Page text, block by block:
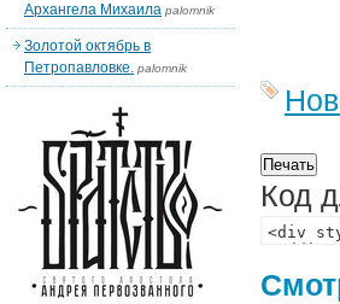
Код
Архангела Михаила palomnik
Золотой октябрь в
Петропавловке. palomnik